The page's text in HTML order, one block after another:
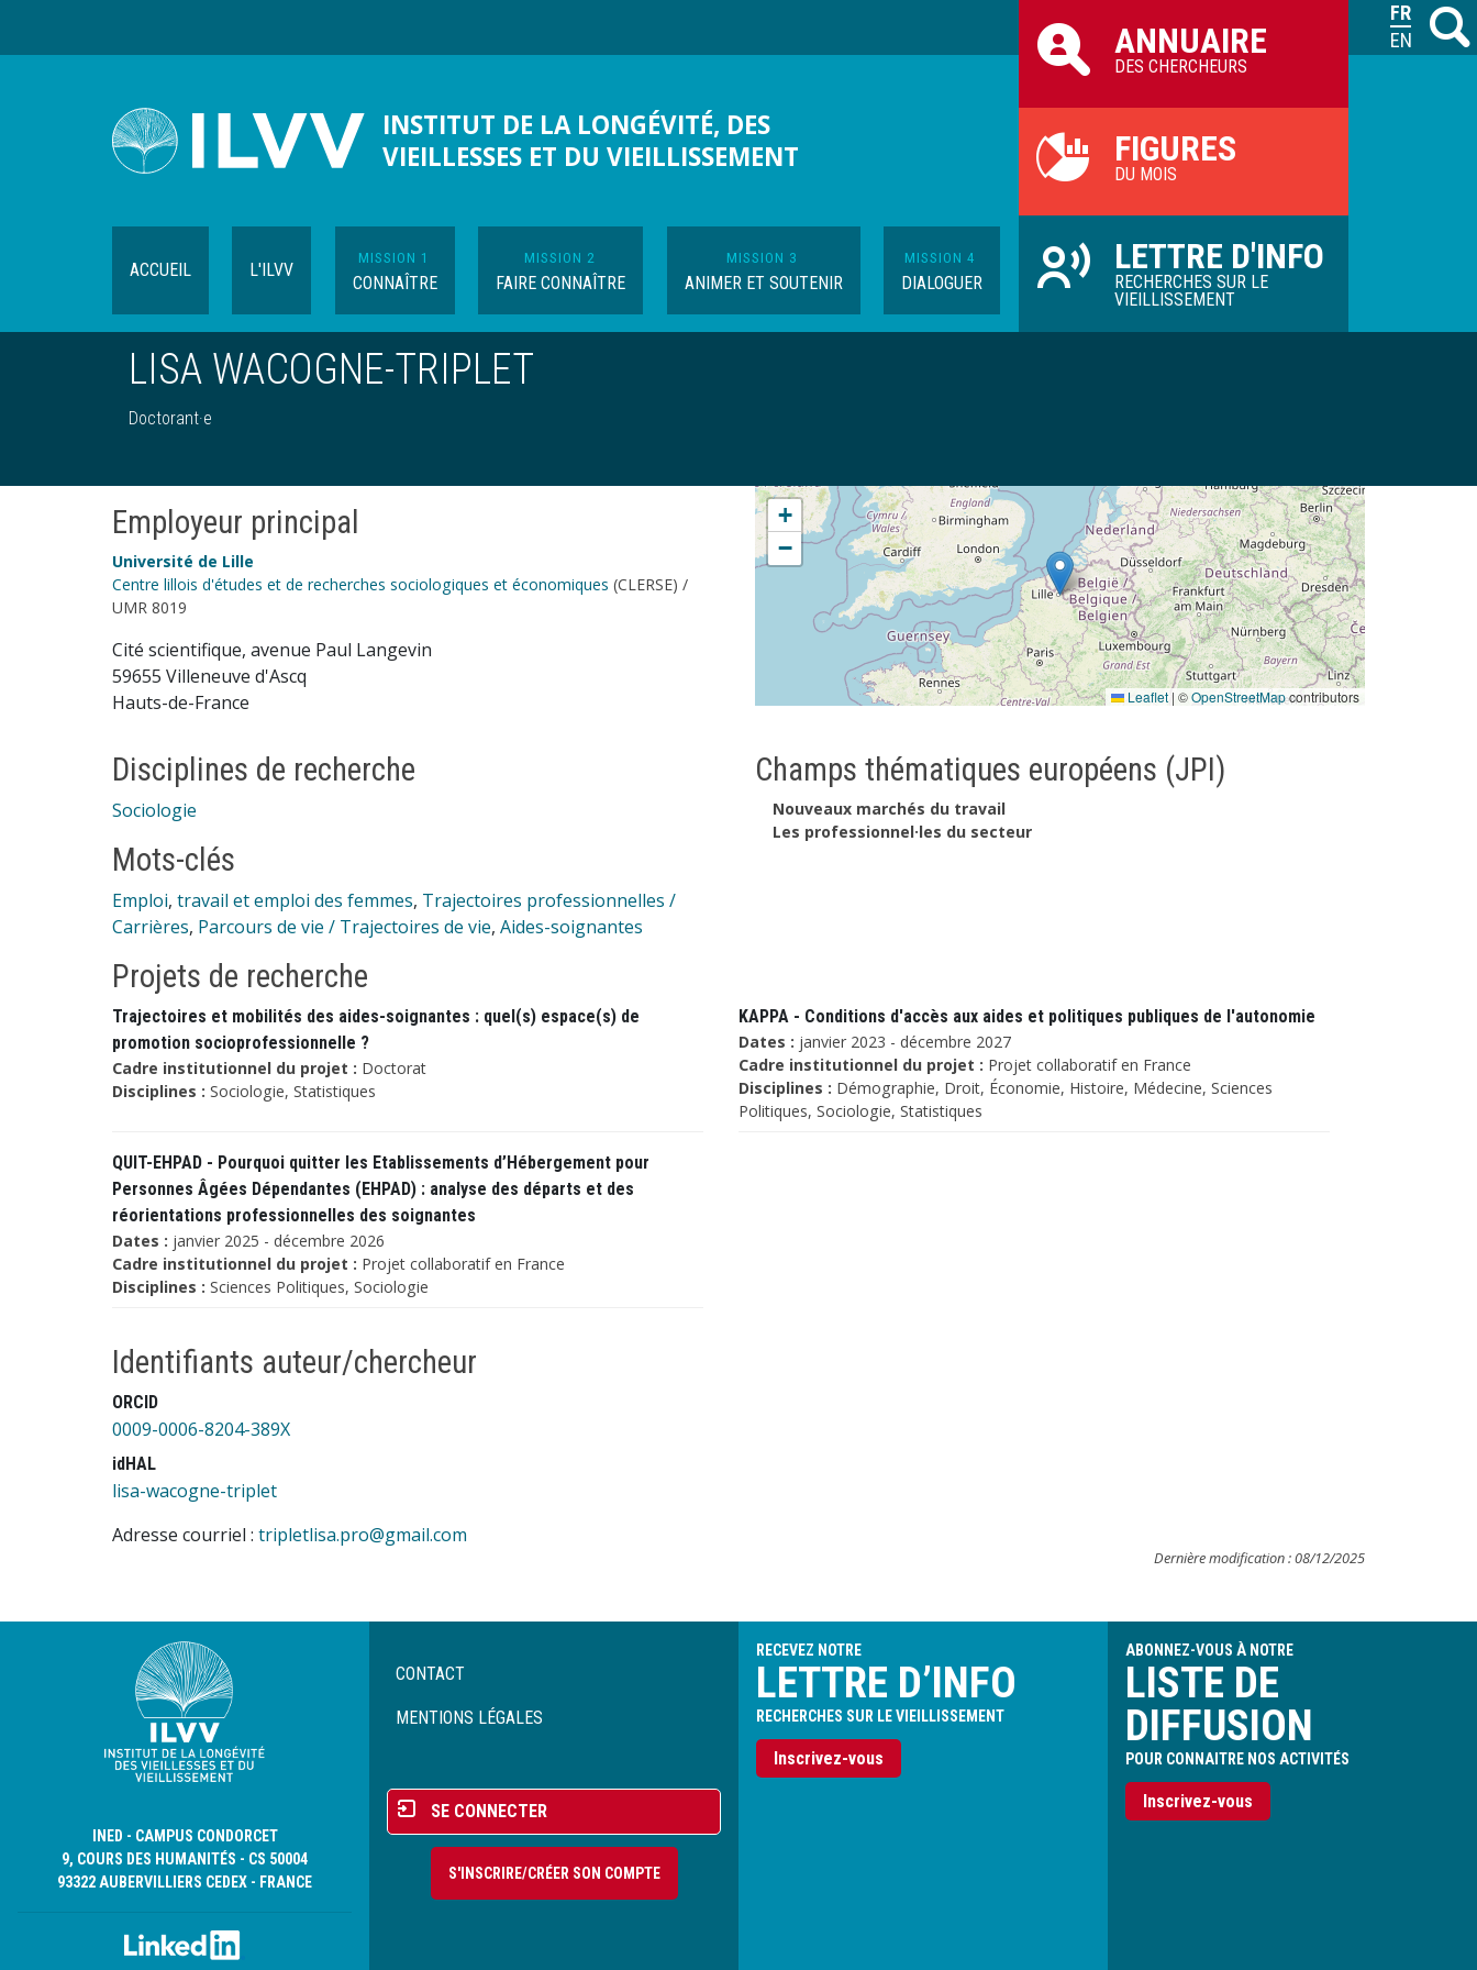
M
INSTITUT DE LA LONGÉVITÉ, DES
VIEILLESSES ET DU VIEILLISSEMENT
ACCUEIL L'ILVV
MISSION 1
CONNAÎTRE
MISSION 2
FAIRE CONNAÎTRE
MISSION 3
ANIMER ET SOUTENIR
MISSION 4
DIALOGUER
ILVV
ANNUAIRE
DES CHERCHEURS
FIGURES
DU MOIS
LETTRE D'INFO
RECHERCHES SUR LE
VIEILLISSEMENT
LISA WACOGNE-TRIPLET
Doctorant·e
Employeur principal
Université de Lille
Centre lillois d'études et de recherches sociologiques et économiques (CLERSE) /
UMR 8019
Cité scientifique, avenue Paul Langevin
59655 Villeneuve d'Ascq
Hauts-de-France
+
−
Leaflet | ©OpenStreetMapcontributors
Disciplines de recherche
Sociologie
Mots-clés
Emploi, travail et emploi des femmes, Trajectoires professionnelles /
Carrières, Parcours de vie / Trajectoires de vie, Aides-soignantes
Champs thématiques européens (JPI)
Nouveaux marchés du travail
Les professionnel·les du secteur
Projets de recherche
Trajectoires et mobilités des aides-soignantes : quel(s) espace(s) de
promotion socioprofessionnelle ?
Cadre institutionnel du projet : Doctorat
Disciplines : Sociologie, Statistiques
KAPPA - Conditions d'accès aux aides et politiques publiques de l'autonomie
Dates : janvier 2023 - décembre 2027
Cadre institutionnel du projet : Projet collaboratif en France
Disciplines : Démographie, Droit, Économie, Histoire, Médecine, Sciences
Politiques, Sociologie, Statistiques
QUIT-EHPAD - Pourquoi quitter les Etablissements d’Hébergement pour
Personnes Âgées Dépendantes (EHPAD) : analyse des départs et des
réorientations professionnelles des soignantes
Dates : janvier 2025 - décembre 2026
Cadre institutionnel du projet : Projet collaboratif en France
Disciplines : Sciences Politiques, Sociologie
Identifiants auteur/chercheur
ORCID
0009-0006-8204-389X
idHAL
lisa-wacogne-triplet
Adresse courriel : tripletlisa.pro@gmail.com
Dernière modification : 08/12/2025
INED - CAMPUS CONDORCET
9, COURS DES HUMANITÉS - CS 50004
93322 AUBERVILLIERS CEDEX - FRANCE
Menu
de
CONTACT
MENTIONS LÉGALES
Menu
du
compte
l'utilisateur
SE CONNECTER
S'INSCRIRE/CRÉER SON COMPTE
RECEVEZ NOTRE
LETTRE D’INFO
RECHERCHES SUR LE VIEILLISSEMENT
Inscrivez-vous
ABONNEZ-VOUS À NOTRE
LISTE DE
DIFFUSION
POUR CONNAITRE NOS ACTIVITÉS
Inscrivez-vous
FRANÇAIS
ENGLISH